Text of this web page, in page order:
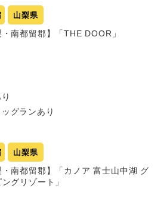
山梨県
・南都留郡】「THE DOOR」
グランあり
山梨県
・南都留郡】「カノア 富士山中湖 グ
グリゾート」